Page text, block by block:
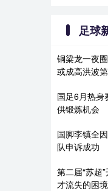
足球
铜梁龙一夜
或成高洪波
国足6月热身
供锻炼机会
国脚李镇全
队申诉成功
第二届“苏超
才流失的困境